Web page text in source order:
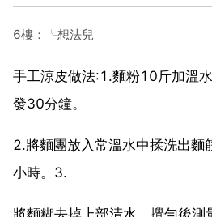
6樓：╰想法兒
手工涼皮做法:1.麵粉10斤加溫
發30分鐘。
2.將麵團放入常溫水中揉洗出
小時。3.
將麵糊去掉上部清水，攪勻後